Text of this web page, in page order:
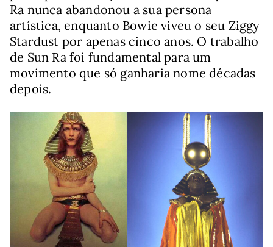
Ra nunca abandonou a sua persona
artística, enquanto Bowie viveu o seu Ziggy
Stardust por apenas cinco anos. O trabalho
de Sun Ra foi fundamental para um
movimento que só ganharia nome décadas
depois.